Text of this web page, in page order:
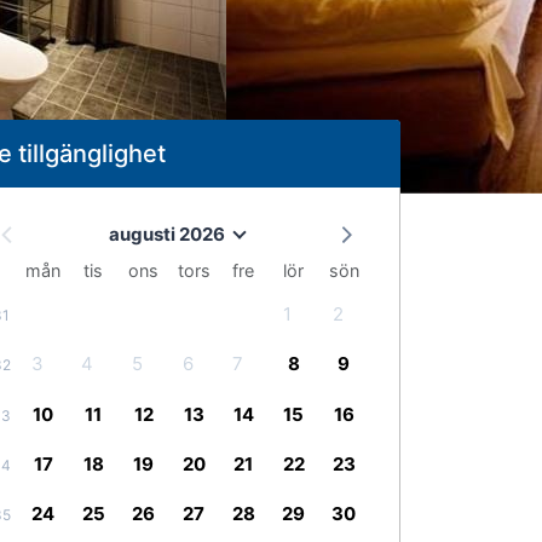
tillgänglighet
augusti 2026
mån tis ons tors fre lör sön
1 2
3 4 5 6 7 8 9
10 11 12 13 14 15 16
17 18 19 20 21 22 23
24 25 26 27 28 29 30